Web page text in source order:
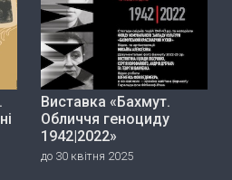
Виставка «Бахмут.
Обличчя геноциду
1942|2022»
до 30 квітня 2025